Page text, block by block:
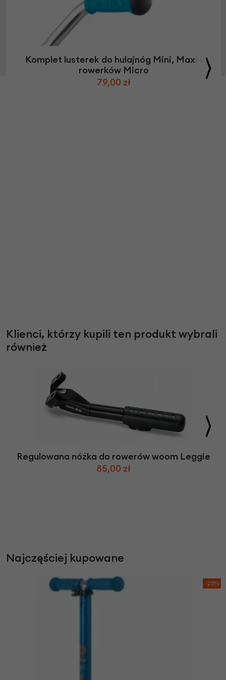
Komplet lusterek do hulajnóg Mini, Maxi i
rowerków Micro
79,00 zł
Klienci, którzy kupili ten produkt wybrali
również
Regulowana nóżka do rowerów woom Leggie
85,00 zł
Najczęściej kupowane
-25%